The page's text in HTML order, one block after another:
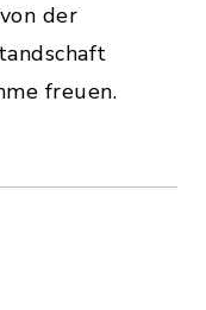
der
freuen.